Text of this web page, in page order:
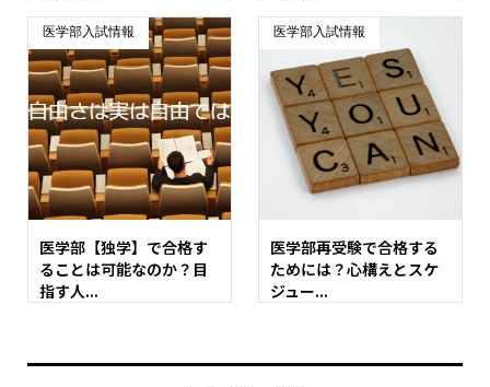
医学部入試情報
医学部【独学】で合格す
ることは可能なのか？目
指す人...
医学部入試情報
医学部再受験で合格する
ためには？心構えとスケ
ジュー...